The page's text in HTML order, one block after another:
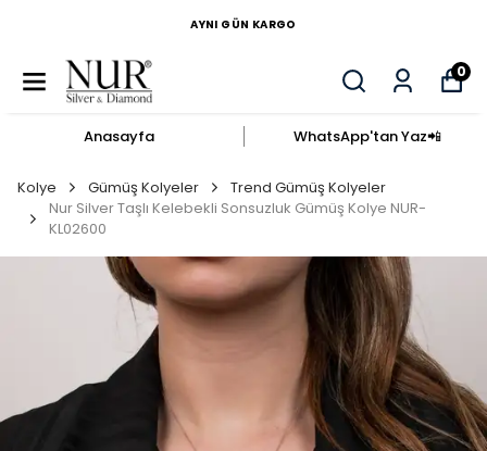
AYNI GÜN KARGO
0
Anasayfa WhatsApp'tan Yaz​📲​
Kolye Gümüş Kolyeler
Trend Gümüş Kolyeler
Nur Silver Taşlı Kelebekli Sonsuzluk Gümüş Kolye NUR-
KL02600